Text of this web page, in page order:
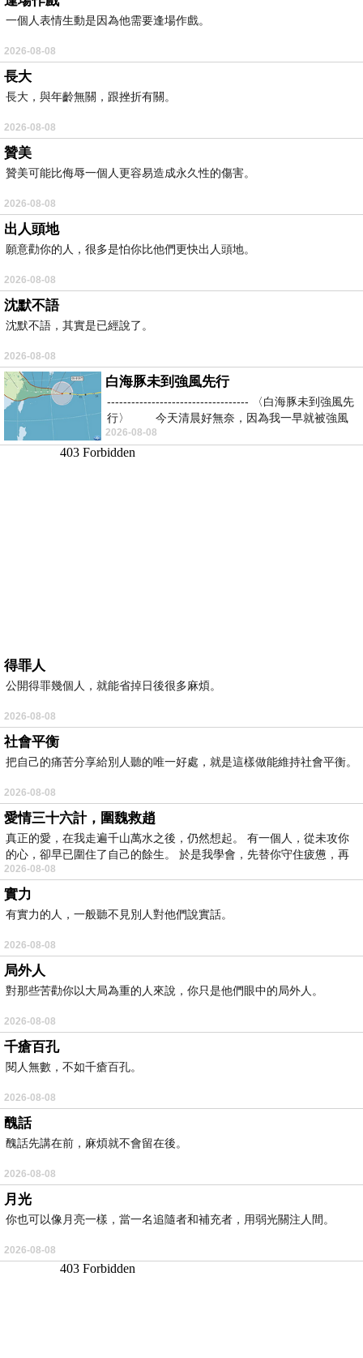
一個人表情生動是因為他需要逢場作戲。
2026-08-08
長大
長大，與年齡無關，跟挫折有關。
2026-08-08
贊美
贊美可能比侮辱一個人更容易造成永久性的傷害。
2026-08-08
出人頭地
願意勸你的人，很多是怕你比他們更快出人頭地。
2026-08-08
沈默不語
沈默不語，其實是已經說了。
2026-08-08
白海豚未到強風先行
----------------------------------- 〈白海豚未到強風先
行〉 今天清晨好無奈，因為我一早就被強風
2026-08-08
得罪人
公開得罪幾個人，就能省掉日後很多麻煩。
2026-08-08
社會平衡
把自己的痛苦分享給別人聽的唯一好處，就是這樣做能維持社會平衡。
2026-08-08
愛情三十六計，圍魏救趙
真正的愛，在我走遍千山萬水之後，仍然想起。 有一個人，從未攻你
的心，卻早已圍住了自己的餘生。 於是我學會，先替你守住疲憊，再
2026-08-08
實力
有實力的人，一般聽不見別人對他們說實話。
2026-08-08
局外人
對那些苦勸你以大局為重的人來說，你只是他們眼中的局外人。
2026-08-08
千瘡百孔
閱人無數，不如千瘡百孔。
2026-08-08
醜話
醜話先講在前，麻煩就不會留在後。
2026-08-08
月光
你也可以像月亮一樣，當一名追隨者和補充者，用弱光關注人間。
2026-08-08